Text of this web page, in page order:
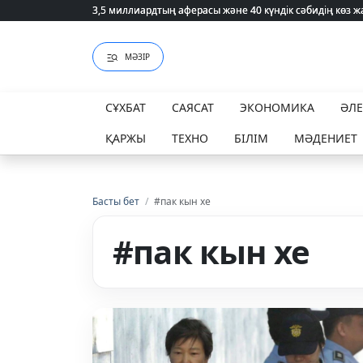
3,5 миллиардтың аферасы және 40 күндік сәбидің
3,5 миллиардтың аферасы және 40 күндік сәбидің
МӘЗІР
СҰХБАТ САЯСАТ ЭКОНОМИКА
ҚАРЖЫ
ТЕХНО БІЛІМ МӘДЕНИЕТ
Басты бет / #пак кын хе
#пак кын хе